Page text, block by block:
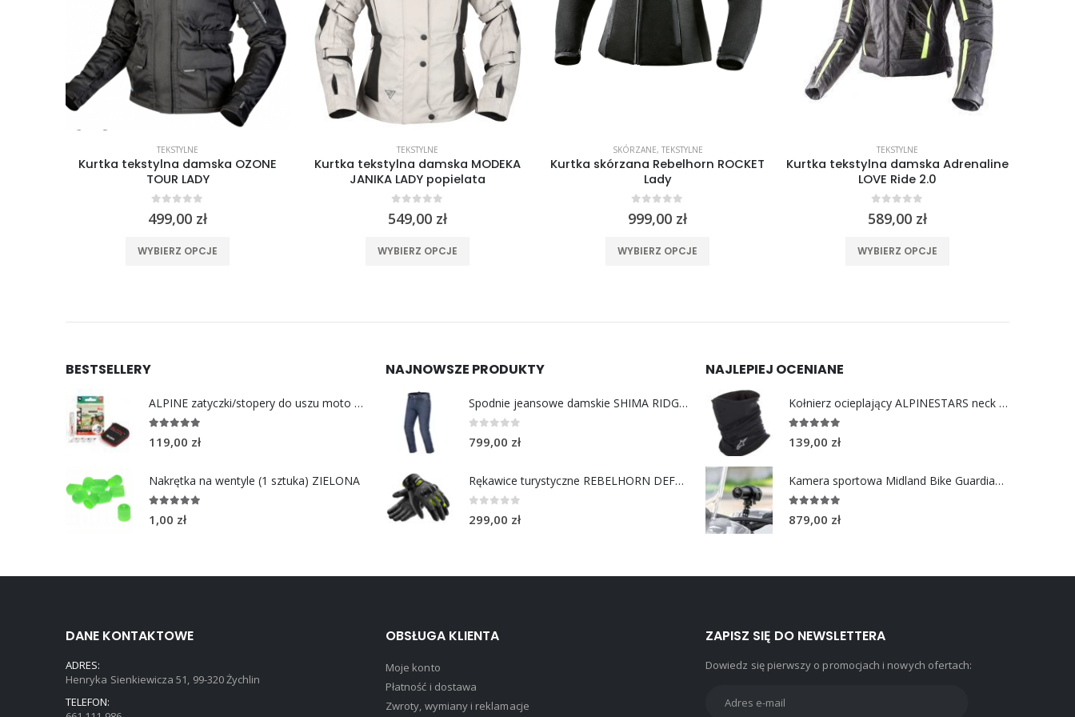
TEKSTYLNE
Kurtka tekstylna damska OZONE
TOUR LADY
out of 5
499,00 zł
WYBIERZ OPCJE
TEKSTYLNE
Kurtka tekstylna damska MODEKA
JANIKA LADY popielata
out of 5
549,00 zł
WYBIERZ OPCJE
SKÓRZANE, TEKSTYLNE
Kurtka skórzana Rebelhorn ROCKET
Lady
out of 5
999,00 zł
WYBIERZ OPCJE
TEKSTYLNE
Kurtka tekstylna damska Adrenaline
LOVE Ride 2.0
out of 5
589,00 zł
WYBIERZ OPCJE
BESTSELLERY
ALPINE zatyczki/stopery do uszu moto MotoSafe Pro
out of 5
119,00 zł
Nakrętka na wentyle (1 sztuka) ZIELONA
out of 5
1,00 zł
NAJNOWSZE PRODUKTY
Spodnie jeansowe damskie SHIMA RIDGE LADY blue
out of 5
799,00 zł
Rękawice turystyczne REBELHORN DEFENDER black yellow fluo
out of 5
299,00 zł
NAJLEPIEJ OCENIANE
Kołnierz ocieplający ALPINESTARS neck warmer
out of 5
139,00 zł
Kamera sportowa Midland Bike Guardian Pro
out of 5
879,00 zł
DANE KONTAKTOWE
ADRES:
Henryka Sienkiewicza 51, 99-320 Żychlin
TELEFON:
OBSŁUGA KLIENTA
Moje konto
Płatność i dostawa
Zwroty, wymiany i reklamacje
ZAPISZ SIĘ DO NEWSLETTERA
Dowiedz się pierwszy o promocjach i nowych ofertach: